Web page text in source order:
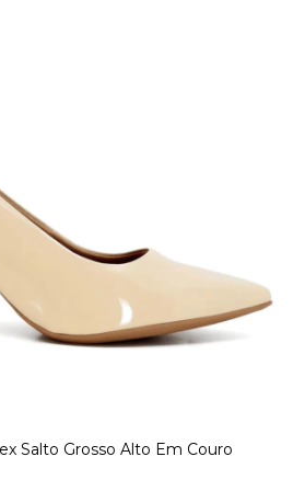
Salto Grosso Alto Em Couro